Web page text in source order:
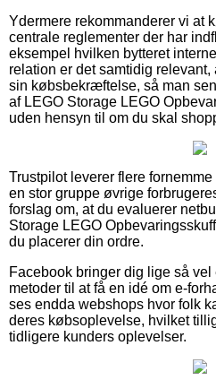
Ydermere rekommanderer vi at
centrale reglementer der har
eksempel hvilken bytteret
relation er det samtidig
sin købsbekræftelse, så man
af LEGO Storage LEGO
uden hensyn til om du skal
Trustpilot leverer flere
en stor gruppe øvrige
forslag om, at du evaluerer
Storage LEGO
du placerer din ordre.
Facebook bringer dig lige så
metoder til at få en idé om e-
ses endda webshops hvor folk
deres købsoplevelse, hvilket
tidligere kunders oplevelser.